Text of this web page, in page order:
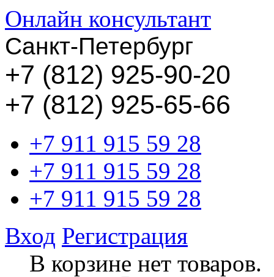
Онлайн консультант
Санкт-Петербург
+7 (812) 925-90-20
+7 (812) 925-65-66
+7 911 915 59 28
+7 911 915 59 28
+7 911 915 59 28
Вход Регистрация
В корзине нет товаров.